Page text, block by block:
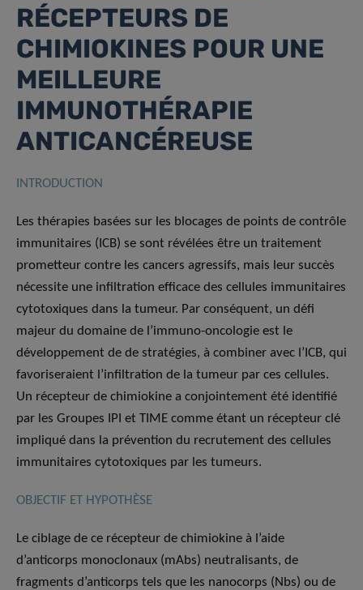
RÉCEPTEURS DE
CHIMIOKINES POUR UNE
MEILLEURE
IMMUNOTHÉRAPIE
ANTICANCÉREUSE
INTRODUCTION
Les thérapies basées sur les blocages de points de contrôle
immunitaires (ICB) se sont révélées être un traitement
prometteur contre les cancers agressifs, mais leur succès
nécessite une infiltration efficace des cellules immunitaires
cytotoxiques dans la tumeur. Par conséquent, un défi
majeur du domaine de l’immuno-oncologie est le
développement de de stratégies, à combiner avec l’ICB, qui
favoriseraient l’infiltration de la tumeur par ces cellules.
Un récepteur de chimiokine a conjointement été identifié
par les Groupes IPI et TIME comme étant un récepteur clé
impliqué dans la prévention du recrutement des cellules
immunitaires cytotoxiques par les tumeurs.
OBJECTIF ET HYPOTHÈSE
Le ciblage de ce récepteur de chimiokine à l’aide
d’anticorps monoclonaux (mAbs) neutralisants, de
fragments d’anticorps tels que les nanocorps (Nbs) ou de